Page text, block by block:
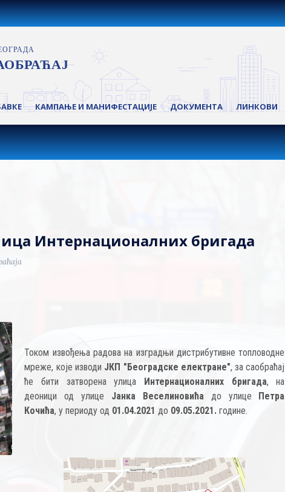
КАМПАЊЕ И МАНИФЕСТАЦИЈЕ ДОКУМЕНТА ЛИНКОВИ
Интернационалних бригада
Током извођења радова на изградњи дистрибутивне топловодне
мреже, које изводи ЈКП "Београдске електране", за саобраћај
ће бити затворена улица Интернационалних бригада, на
деоници од улице Јанка Веселиновићадо улице Петра
Кочића, у периоду од 01.04.2021до 09.05.2021. године.